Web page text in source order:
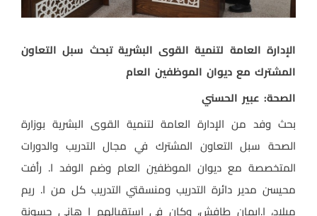
الإدارة العامة لتنمية القوى البشرية تبحث سبل التعاون
المشترك مع ديوان الموظفين العام
الصحة: عبير الحسني
بحث وفد من الإدارة العامة لتنمية القوى البشرية بوزارة
الصحة سبل التعاون المشترك في مجال التدريب والدورات
المتخصصة مع ديوان الموظفين العام وضم الوفد ا. رأفت
محيسن مدير دائرة التدريب ومنسقتي التدريب كل من ا. ريم
ميلاد، ا.ايمان طافش، وكان في استقبالهم ا هاني حسونة